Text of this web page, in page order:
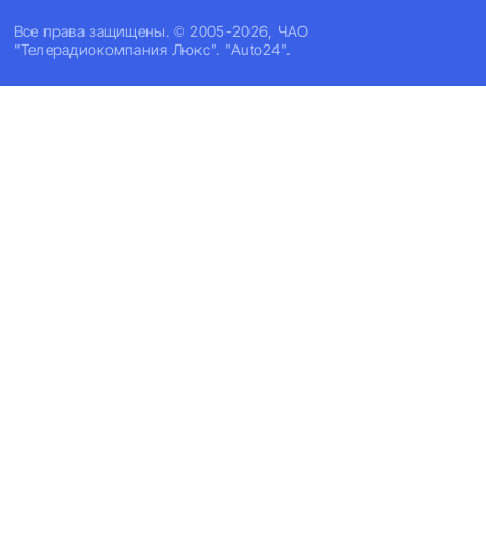
Все права защищены. © 2005-2026, ЧАО
"Телерадиокомпания Люкс". "Auto24".